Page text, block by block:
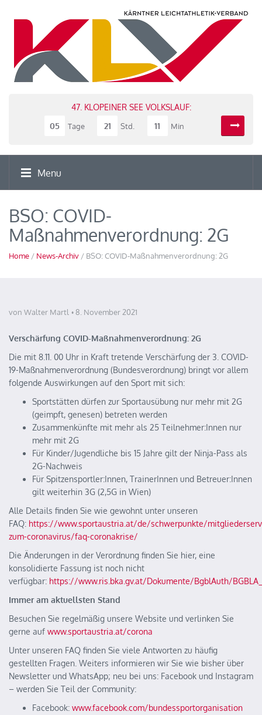
47. KLOPEINER SEE VOLKSLAUF:
05
Tage 21 Std. 11 Min
Menu
BSO: COVID-
Maßnahmenverordnung: 2G
Home / News-Archiv / BSO: COVID-Maßnahmenverordnung: 2G
von Walter Martl 8. November 2021
Verschärfung COVID-Maßnahmenverordnung: 2G
Die mit 8.11. 00 Uhr in Kraft tretende Verschärfung der 3. COVID-
19-Maßnahmenverordnung (Bundesverordnung) bringt vor allem
folgende Auswirkungen auf den Sport mit sich:
Sportstätten dürfen zur Sportausübung nur mehr mit 2G
(geimpft, genesen) betreten werden
Zusammenkünfte mit mehr als 25 Teilnehmer:Innen nur
mehr mit 2G
Für Kinder/Jugendliche bis 15 Jahre gilt der Ninja-Pass als
2G-Nachweis
Für Spitzensportler:Innen, TrainerInnen und Betreuer:Innen
gilt weiterhin 3G (2,5G in Wien)
Alle Details finden Sie wie gewohnt unter unseren
FAQ: https://www.sportaustria.at/de/schwerpunkte/
zum-coronavirus/faq-coronakrise/
Die Änderungen in der Verordnung finden Sie hier, eine
konsolidierte Fassung ist noch nicht
verfügbar: https://www.ris.bka.gv.at/Dokumente/BgblAuth/
Immer am aktuellsten Stand
Besuchen Sie regelmäßig unsere Website und verlinken Sie
gerne auf www.sportaustria.at/corona
Unter unseren FAQ finden Sie viele Antworten zu häufig
gestellten Fragen. Weiters informieren wir Sie wie bisher über
Newsletter und WhatsApp; neu bei uns: Facebook und Instagram
– werden Sie Teil der Community:
Facebook: www.facebook.com/bundessportorganisation